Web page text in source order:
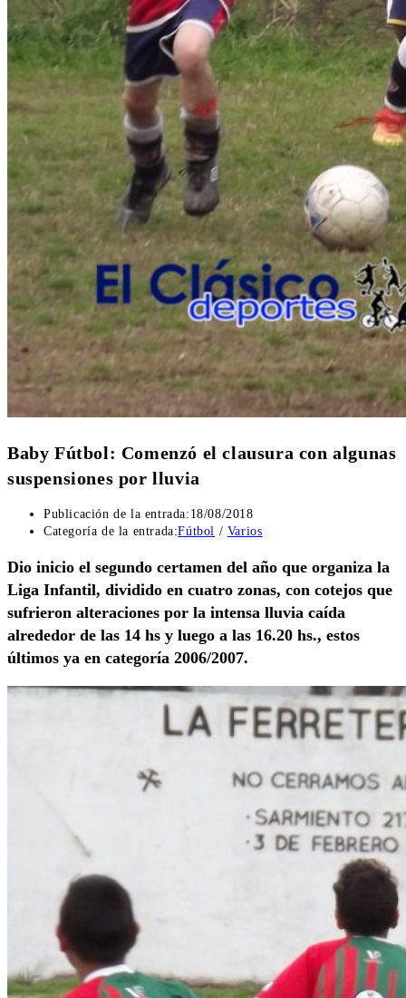
Baby Fútbol: Comenzó el clausura con algunas
suspensiones por lluvia
Publicación de la entrada: 18/08/2018
Categoría de la entrada:Fútbol / Varios
Dio inicio el segundo certamen del año que organiza la
Liga Infantil, dividido en cuatro zonas, con cotejos que
sufrieron alteraciones por la intensa lluvia caída
alrededor de las 14 hs y luego a las 16.20 hs., estos
últimos ya en categoría 2006/2007.